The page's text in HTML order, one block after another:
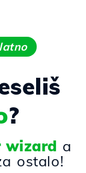
?
wizard a
ostalo!